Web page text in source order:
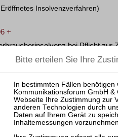
Insolvenzverfahren)
+
bei Pflicht zur
und
10 T 130/06
Vermietung von Immobilien
und